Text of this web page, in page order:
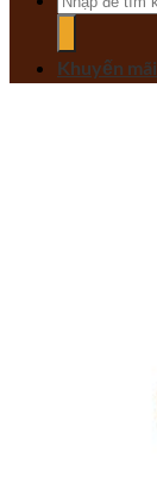
kiếm:
Khuyến mãi